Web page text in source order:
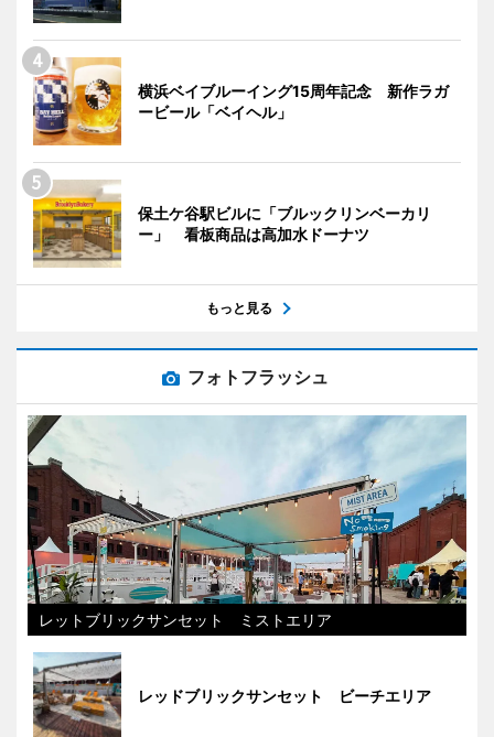
横浜ベイブルーイング15周年記念 新作ラガ
ービール「ベイヘル」
保土ケ谷駅ビルに「ブルックリンベーカリ
ー」 看板商品は高加水ドーナツ
もっと見る
フォトフラッシュ
レットブリックサンセット ミストエリア
レッドブリックサンセット ビーチエリア